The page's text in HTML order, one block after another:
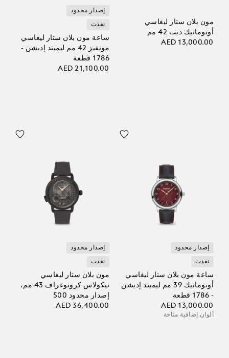
مون بلان ستار ليغاسي
أوتوماتيك ديت 42 مم
AED 13,000.00
إصدار محدود
نفذت
ساعة مون بلان ستار ليغاسي
مونفيز 42 مم ليميتد إديشن -
1786 قطعة
AED 21,100.00
إصدار محدود
نفذت
ساعة مون بلان ستار ليغاسي
أوتوماتيك 39 مم ليميتد إديشن
- 1786 قطعة
AED 13,000.00
ألوان إضافية متاحة
إصدار محدود
نفذت
مون بلان ستار ليغاسي
نيكولاس كرونوغراف 43 مم،
إصدار محدود 500
AED 36,400.00